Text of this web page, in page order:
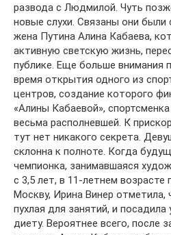
развода с Людмилой. Чуть
новые слухи. Связаны они были
жена Путина Алина Кабаева,
активную светскую жизнь,
публике. Еще больше внимания
время открытия одного из
центров, создание которого
«Алины Кабаевой»,
весьма располневшей. К
тут нет никакого секрета.
склонна к полноте. Когда
чемпионка, занимавшаяся
с 3,5 лет, в 11-летнем возрасте
Москву, Ирина Винер
пухлая для занятий, и
диету. Вероятнее всего, после